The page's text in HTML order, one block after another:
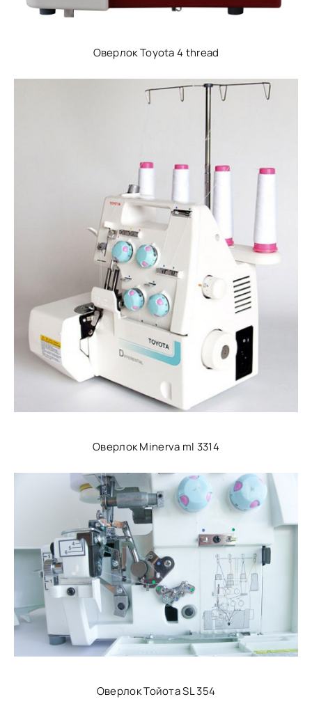
Оверлок Toyota 4 thread
Оверлок Minerva ml 3314
Оверлок Тойота SL 354